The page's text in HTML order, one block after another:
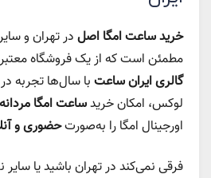
خرید ساعت امگا اصل در تهران و
مطمئن است که از یک فروشگاه
گالری ایران ساعت با سال‌ها
لوکس، امکان خریدساعت امگا
اورجینال امگا را به‌صورتحضوری و
فرقی نمی‌کند در تهران باشید یا